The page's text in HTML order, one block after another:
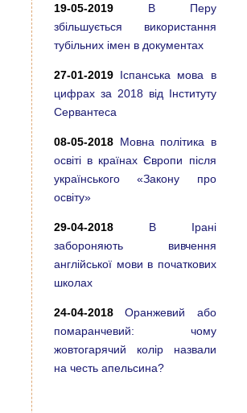
19-05-2019 В Перу
збільшується використання
тубільних імен в документах
27-01-2019 Іспанська мова в
цифрах за 2018 від Інституту
Сервантеса
08-05-2018 Мовна політика в
освіті в країнах Європи після
українського «Закону про
освіту»
29-04-2018 В Ірані
забороняють вивчення
англійської мови в початкових
школах
24-04-2018Оранжевий або
помаранчевий: чому
жовтогарячий колір назвали
на честь апельсина?